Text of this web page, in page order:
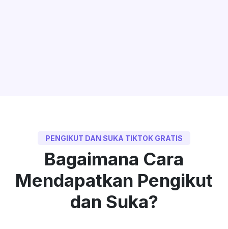
PENGIKUT DAN SUKA TIKTOK GRATIS
Bagaimana Cara
Mendapatkan Pengikut
dan Suka?